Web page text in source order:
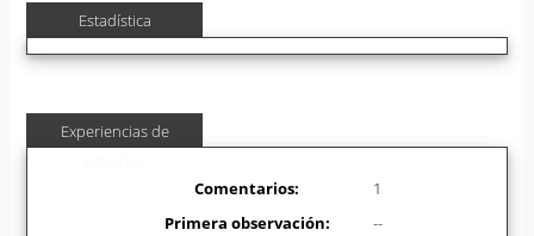
Estadística
Experiencias de
Comentarios:
1
Primera observación:
--